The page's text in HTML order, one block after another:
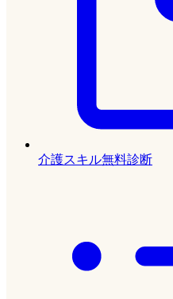
介護スキル無料診断